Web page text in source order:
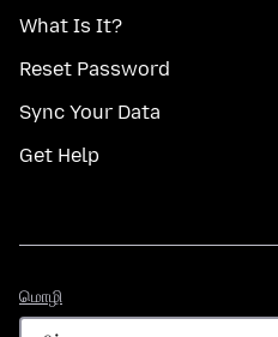
What Is It?
Reset Password
Sync Your Data
Get Help
மொழி